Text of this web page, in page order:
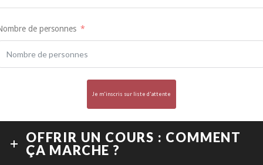
de personnes
Je m'inscris sur liste d'attente
OFFRIR UN COURS : COMMENT
ÇA MARCHE ?